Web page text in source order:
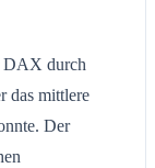
DAX durch
das mittlere
Der